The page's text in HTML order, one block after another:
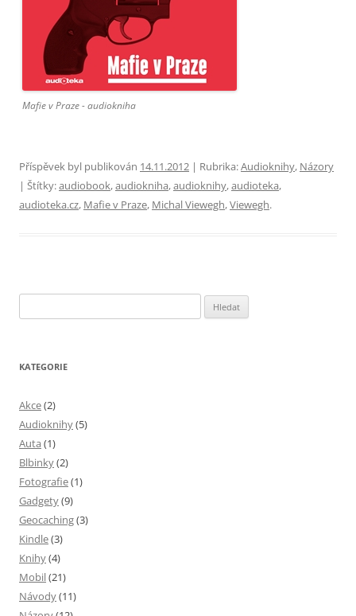
Mafie v Praze - audiokniha
Příspěvek byl publikován 14.11.2012 | Rubrika:Audioknihy, Názory
| Štítky:audiobook,audiokniha,audioknihy,audioteka,
audioteka.cz, Mafie v Praze, Michal Viewegh,Viewegh.
KATEGORIE
Akce(2)
Audioknihy(5)
Auta (1)
Blbinky(2)
Fotografie(1)
Gadgety(9)
Geocaching(3)
Kindle(3)
Knihy(4)
Mobil(21)
Návody(11)